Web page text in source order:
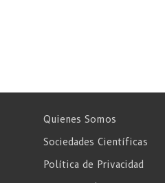
Quienes Somos
Sociedades Científicas
Política de Privacidad